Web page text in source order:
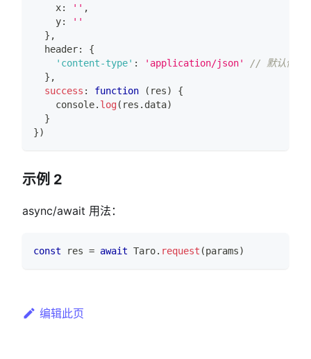
    x
: '' ,
    y
:
''
} ,
  header
:
{
'content-type' : 'application/json'
// 默认值
} ,
success : function ( res)
{
console. log( res . data)
}
})
示例 2
async/await 用法：
const res = await Taro. request (params)
编辑此页